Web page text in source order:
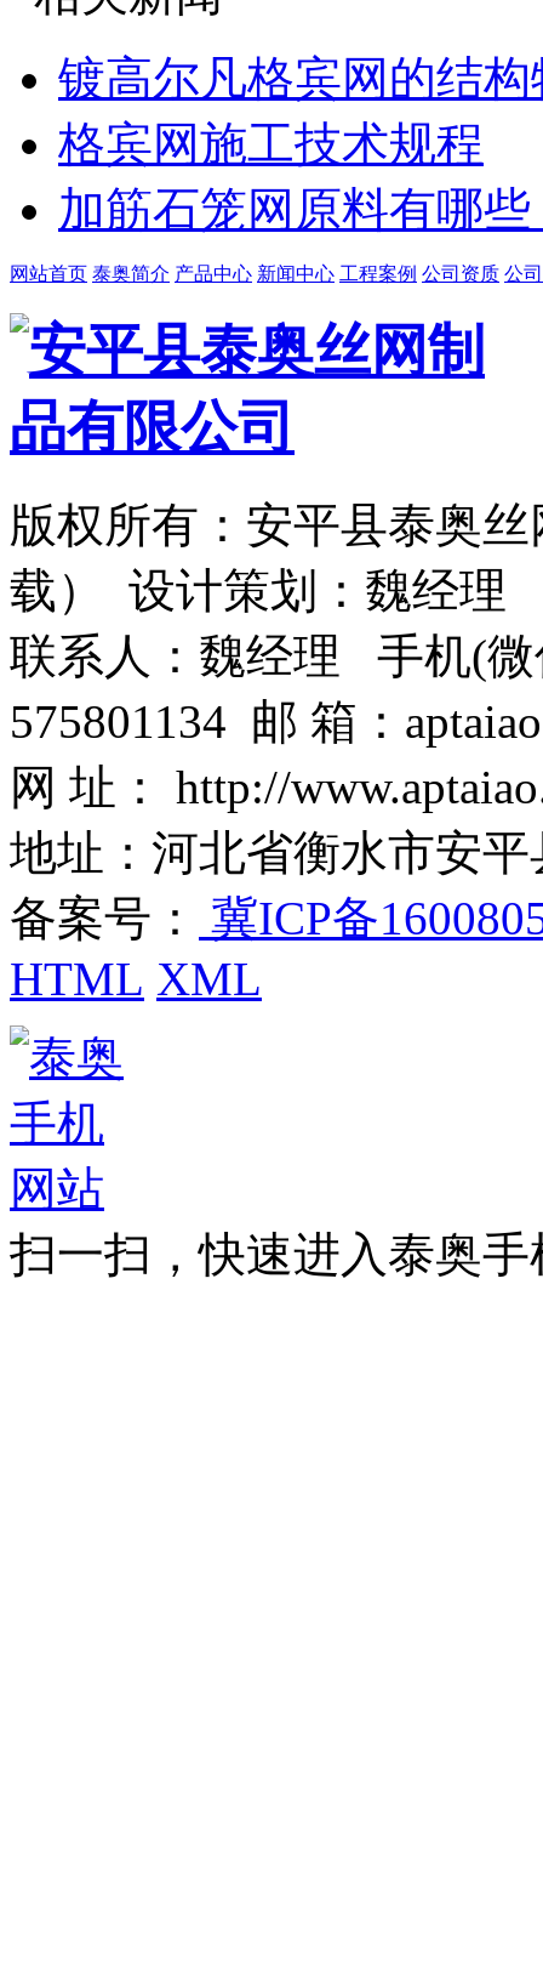
镀高尔凡格宾网的结构
格宾网施工技术规程
加筋石笼网原料有哪些
网站首页 泰奥简介 产品中心 新闻中心 工程案例 公司资质 公
版权所有：安平县泰奥
载） 设计策划：魏经理
联系人：魏经理 手机(微
575801134 邮 箱：
网 址： http://
地址：河北省衡水市安
备案号：
冀ICP备
HTML XML
扫一扫，快速进入泰奥手